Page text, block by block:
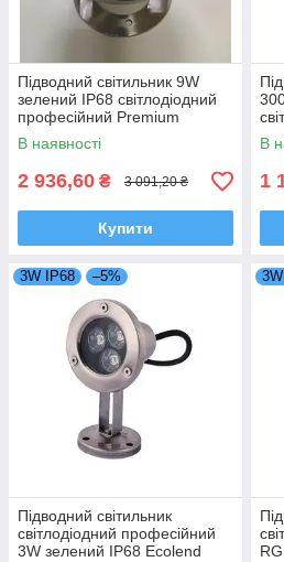
Підводний світильник 9W
зелений IP68 світлодіодний
професійний Premium
Ecolend
В наявності
2 936,60 ₴ 3 091,20 ₴
Купити
В
1
3W IP68 –5%
Підводний світильник
світлодіодний професійний
3W зелений IP68 Ecolend